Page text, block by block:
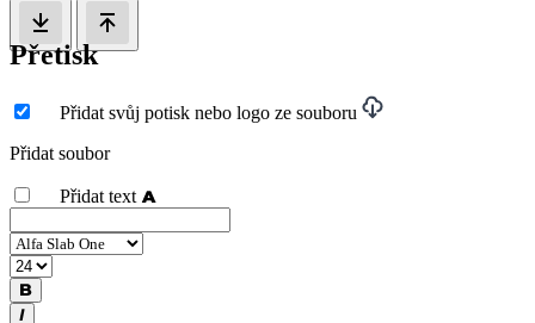
Přetisk
Přidat svůj potisk nebo logo ze souboru
Přidat soubor
Přidat text